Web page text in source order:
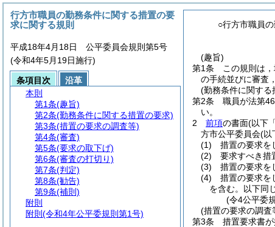
○行方市職員
(趣旨)
第1条
この規則は
の手続並びに審査
(勤務条件に関する
第2条
職員が法第
い。
2
前項の書面(以下
方市公平委員会(以
(1)
措置の要求を
(2)
要求すべき措
(3)
措置の要求を
(4)
措置の要求を
を含む。以下同
(令4公平委
(措置の要求の調査
第3条
措置要求書
行方市職員の勤務条件に関する措置の要
求に関する規則
平成18年4月18日 公平委員会規則第5号
(令和4年5月19日施行)
条項目次
沿革
本則
第1条(趣旨)
第2条(勤務条件に関する措置の要求)
第3条(措置の要求の調査等)
第4条(審査)
第5条(要求の取下げ)
第6条(審査の打切り)
第7条(判定)
第8条(勧告)
第9条(補則)
附則
附則 (令和4年公平委規則第1号)